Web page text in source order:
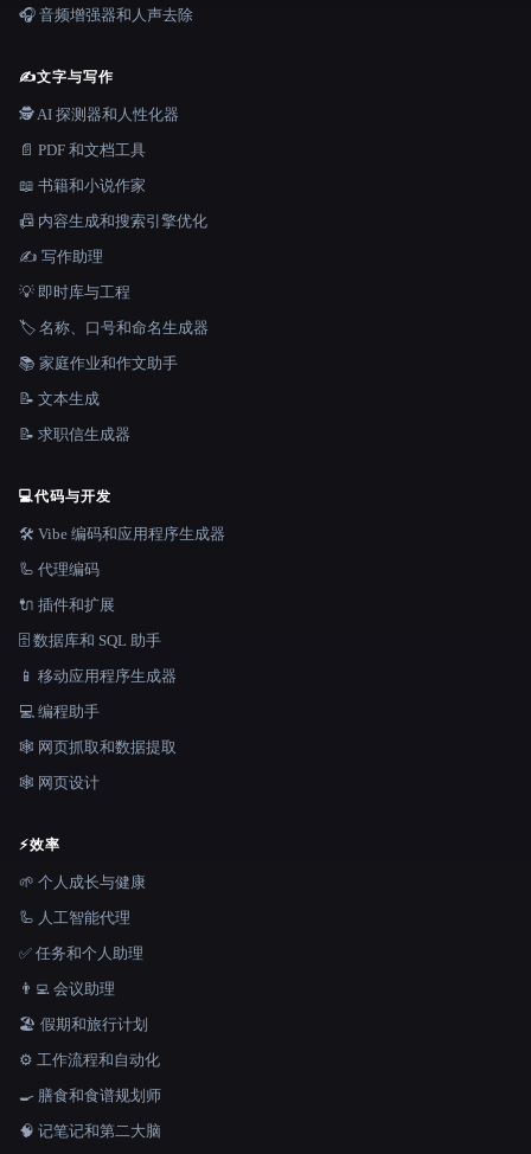
🎧 音频增强器和人声去除
✍️文字与写作
🕵️ AI 探测器和人性化器
📄 PDF 和文档工具
📖 书籍和小说作家
📠 内容生成和搜索引擎优化
✍️ 写作助理
💡 即时库与工程
🏷️ 名称、口号和命名生成器
📚 家庭作业和作文助手
📝 文本生成
📝 求职信生成器
💻代码与开发
🛠️ Vibe 编码和应用程序生成器
🦾 代理编码
🔌 插件和扩展
🗄️ 数据库和 SQL 助手
📱 移动应用程序生成器
💻 编程助手
🕸️ 网页抓取和数据提取
🕸 网页设计
⚡效率
🌱 个人成长与健康
🦾 人工智能代理
✅ 任务和个人助理
👨‍💻 会议助理
🏖 假期和旅行计划
⚙️ 工作流程和自动化
🍳 膳食和食谱规划师
🧠 记笔记和第二大脑